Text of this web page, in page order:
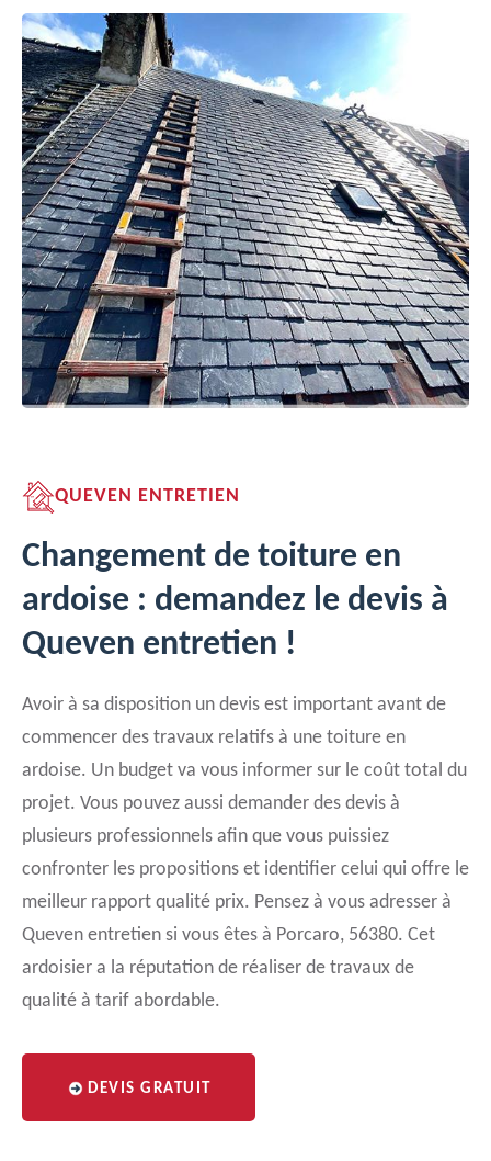
QUEVEN ENTRETIEN
Changement de toiture en
ardoise : demandez le devis à
Queven entretien !
Avoir à sa disposition un devis est important avant de
commencer des travaux relatifs à une toiture en
ardoise. Un budget va vous informer sur le coût total du
projet. Vous pouvez aussi demander des devis à
plusieurs professionnels afin que vous puissiez
confronter les propositions et identifier celui qui offre le
meilleur rapport qualité prix. Pensez à vous adresser à
Queven entretien si vous êtes à Porcaro, 56380. Cet
ardoisier a la réputation de réaliser de travaux de
qualité à tarif abordable.
DEVIS GRATUIT